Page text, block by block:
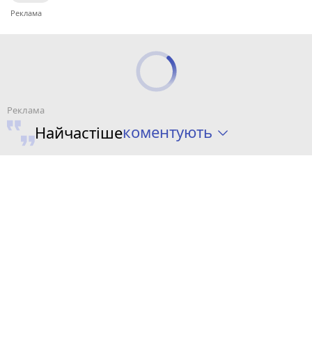
Найчастішекоментують